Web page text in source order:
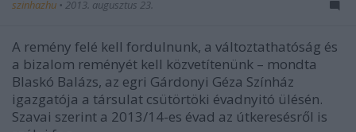
szinhazhu • 2013. augusztus 23.
A remény felé kell fordulnunk, a változtathatóság és
a bizalom reményét kell közvetítenünk – mondta
Blaskó Balázs, az egri Gárdonyi Géza Színház
igazgatója a társulat csütörtöki évadnyitó ülésén.
Szavai szerint a 2013/14-es évad az útkeresésről is